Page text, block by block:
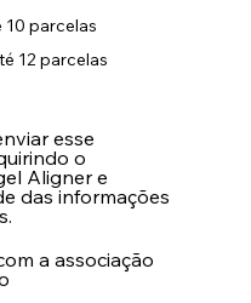
parcelas
12 parcelas
a associação
esse
o
Aligner e
das informações